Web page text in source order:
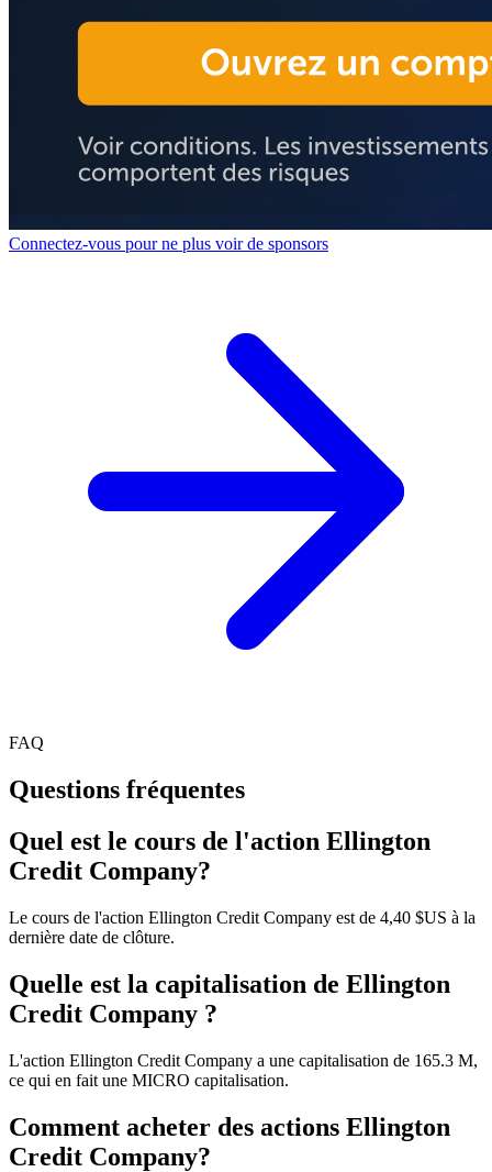
Connectez-vous pour ne plus voir de sponsors
FAQ
Questions fréquentes
Quel est le cours de l'action Ellington
Credit Company?
Le cours de l'action Ellington Credit Company est de 4,40 $US à la
dernière date de clôture.
Quelle est la capitalisation de Ellington
Credit Company ?
L'action Ellington Credit Company a une capitalisation de 165.3 M,
ce qui en fait une MICRO capitalisation.
Comment acheter des actions Ellington
Credit Company?